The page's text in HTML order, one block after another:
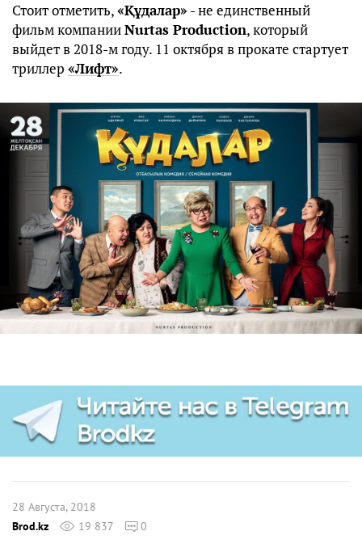
Стоит отметить,«Құдалар» - не единственный
фильм компанииNurtas Production, который
выйдет в 2018-м году. 11 октября в прокате стартует
триллер «Лифт».
28 Августа, 2018
Brod.kz
19 837 0